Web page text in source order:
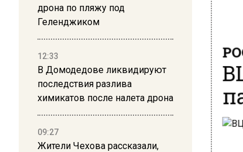
дрона по пляжу под
Геленджиком
12:33
В Домодедове ликвидируют
последствия разлива
химикатов после налета дрона
09:27
Жители Чехова рассказали,